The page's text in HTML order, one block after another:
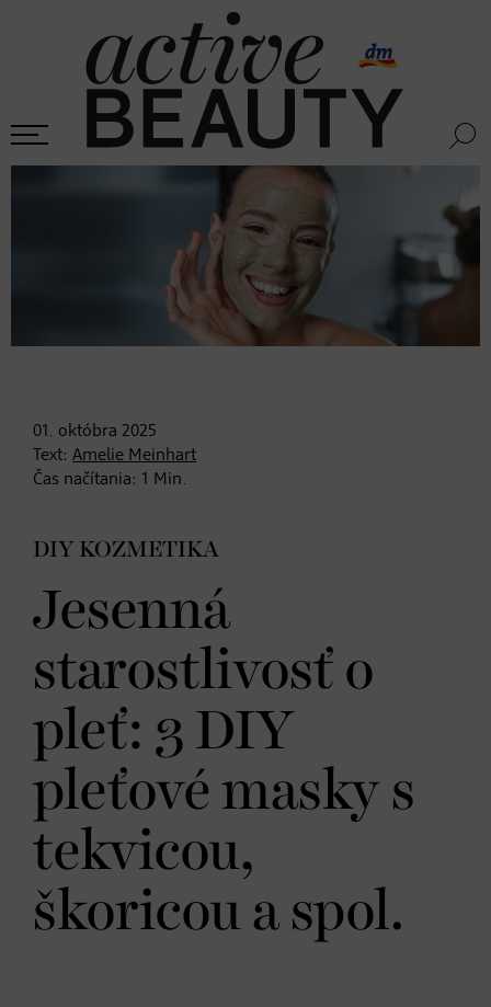
01. októbra 2025
Text: Amelie Meinhart
Čas načítania: 1 Min.
DIY KOZMETIKA
Jesenná
starostlivosť o
pleť: 3 DIY
pleťové masky s
tekvicou,
škoricou a spol.